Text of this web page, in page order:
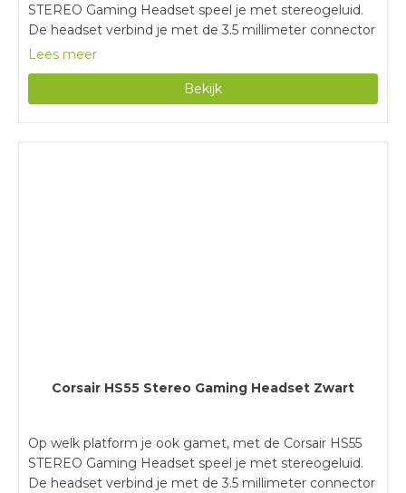
STEREO Gaming Headset speel je met stereogeluid.
De headset verbind je met de 3.5 millimeter connector
met alle gaming platformen die dit ondersteunen.
gamen via de microfoon. Deze microfoon is flexibel en
buig je in alle richtingen. Hierdoor plaats je de
Lees meer
Bekijk
Corsair HS55 Stereo Gaming Headset Zwart
Op welk platform je ook gamet, met de Corsair HS55
STEREO Gaming Headset speel je met stereogeluid.
De headset verbind je met de 3.5 millimeter connector